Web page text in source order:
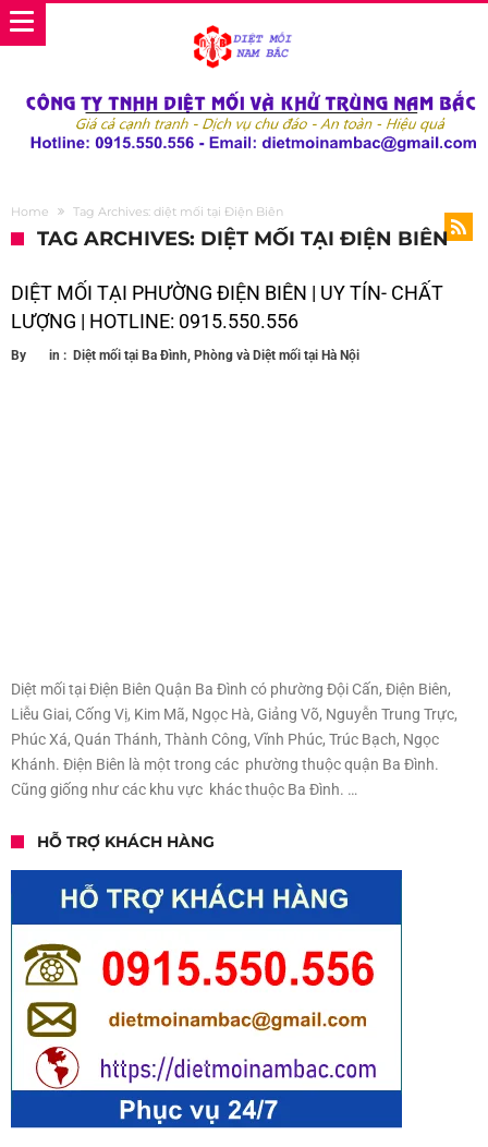
Home Tag Archives: diệt mối tại Điện Biên
TAG ARCHIVES: DIỆT MỐI TẠI ĐIỆN BIÊN
DIỆT MỐI TẠI PHƯỜNG ĐIỆN BIÊN | UY TÍN- CHẤT
LƯỢNG | HOTLINE: 0915.550.556
By in : Diệt mối tại Ba Đình, Phòng và Diệt mối tại Hà Nội
Diệt mối tại Điện Biên Quận Ba Đình có phường Đội Cấn, Điện Biên,
Liễu Giai, Cống Vị, Kim Mã, Ngọc Hà, Giảng Võ, Nguyễn Trung Trực,
Phúc Xá, Quán Thánh, Thành Công, Vĩnh Phúc, Trúc Bạch, Ngọc
Khánh. Điện Biên là một trong các phường thuộc quận Ba Đình.
Cũng giống như các khu vực khác thuộc Ba Đình. …
HỖ TRỢ KHÁCH HÀNG